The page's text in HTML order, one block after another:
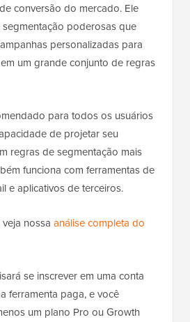
conversão do mercado. Ele
poderosas que
personalizadas para
um grande conjunto de regras
para todos os usuários
de projetar seu
regras de segmentação mais
funciona com ferramentas de
e aplicativos de terceiros.
nossa análise completa do
se inscrever em uma conta
ferramenta paga, e você
um plano Pro ou Growth